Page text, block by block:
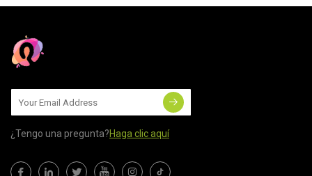
¿Tengo una pregunta?Haga clic aquí